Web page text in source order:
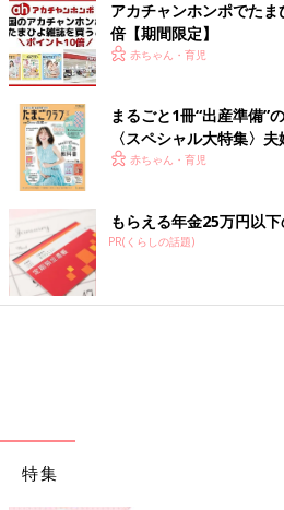
アカチャンホンポでた
倍【期間限定】
赤ちゃん・育児
まるごと1冊“出産準備”
〈スペシャル大特集〉
赤ちゃん・育児
もらえる年金25万円以
PR(くらしの話題)
特集